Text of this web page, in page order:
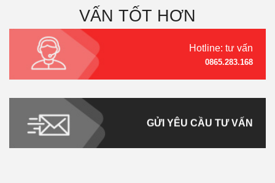
VẤN TỐT HƠN
Hotline: tư vấn
0865.283.168
GỬI YÊU CẦU TƯ VẤN